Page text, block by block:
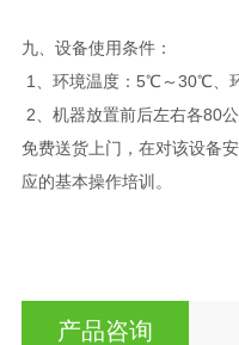
九、设备使用条件：
1、环境温度：5℃～30℃、
2、机器放置前后左右各80
免费送货上门，在对该设备
应的基本操作培训。
产品咨询